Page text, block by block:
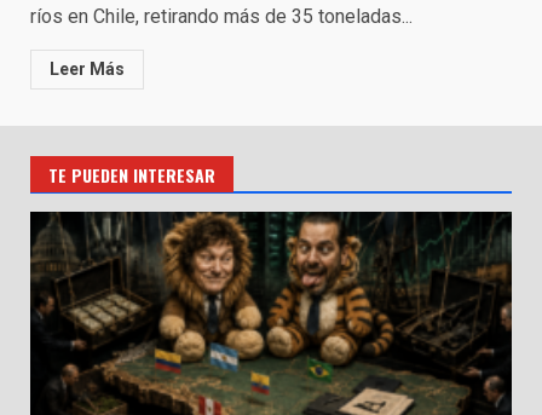
ríos en Chile, retirando más de 35 toneladas...
Leer Más
TE PUEDEN INTERESAR